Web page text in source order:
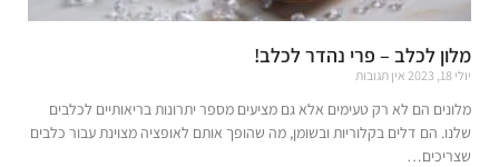
מלון לכלב – פרי נהדר לכלב!
יולי 18, 2023 אין תגובות
מלונים הם לא רק טעימים אלא גם מציעים מספר יתרונות בריאותיים לכלבים
שלנו. הם דלים בקלוריות ובשומן, מה שהופך אותם לאופציה מצוינת עבור כלבים
שצריכים…